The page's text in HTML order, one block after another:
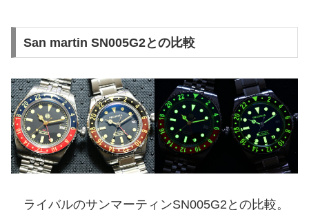
San martin SN005G2との比較
ライバルのサンマーティンSN005G2との比較。